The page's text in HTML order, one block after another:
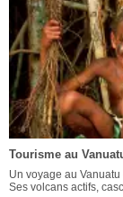
Tourisme au
Un voyage au
Ses volcans actifs,